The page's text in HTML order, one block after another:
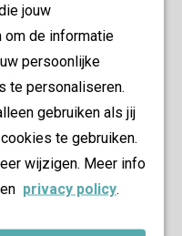
jouw
om de informatie
persoonlijke
te personaliseren.
gebruiken als jij
te gebruiken.
wijzigen. Meer info
en privacy policy.